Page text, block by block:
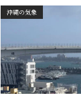
沖縄の気象